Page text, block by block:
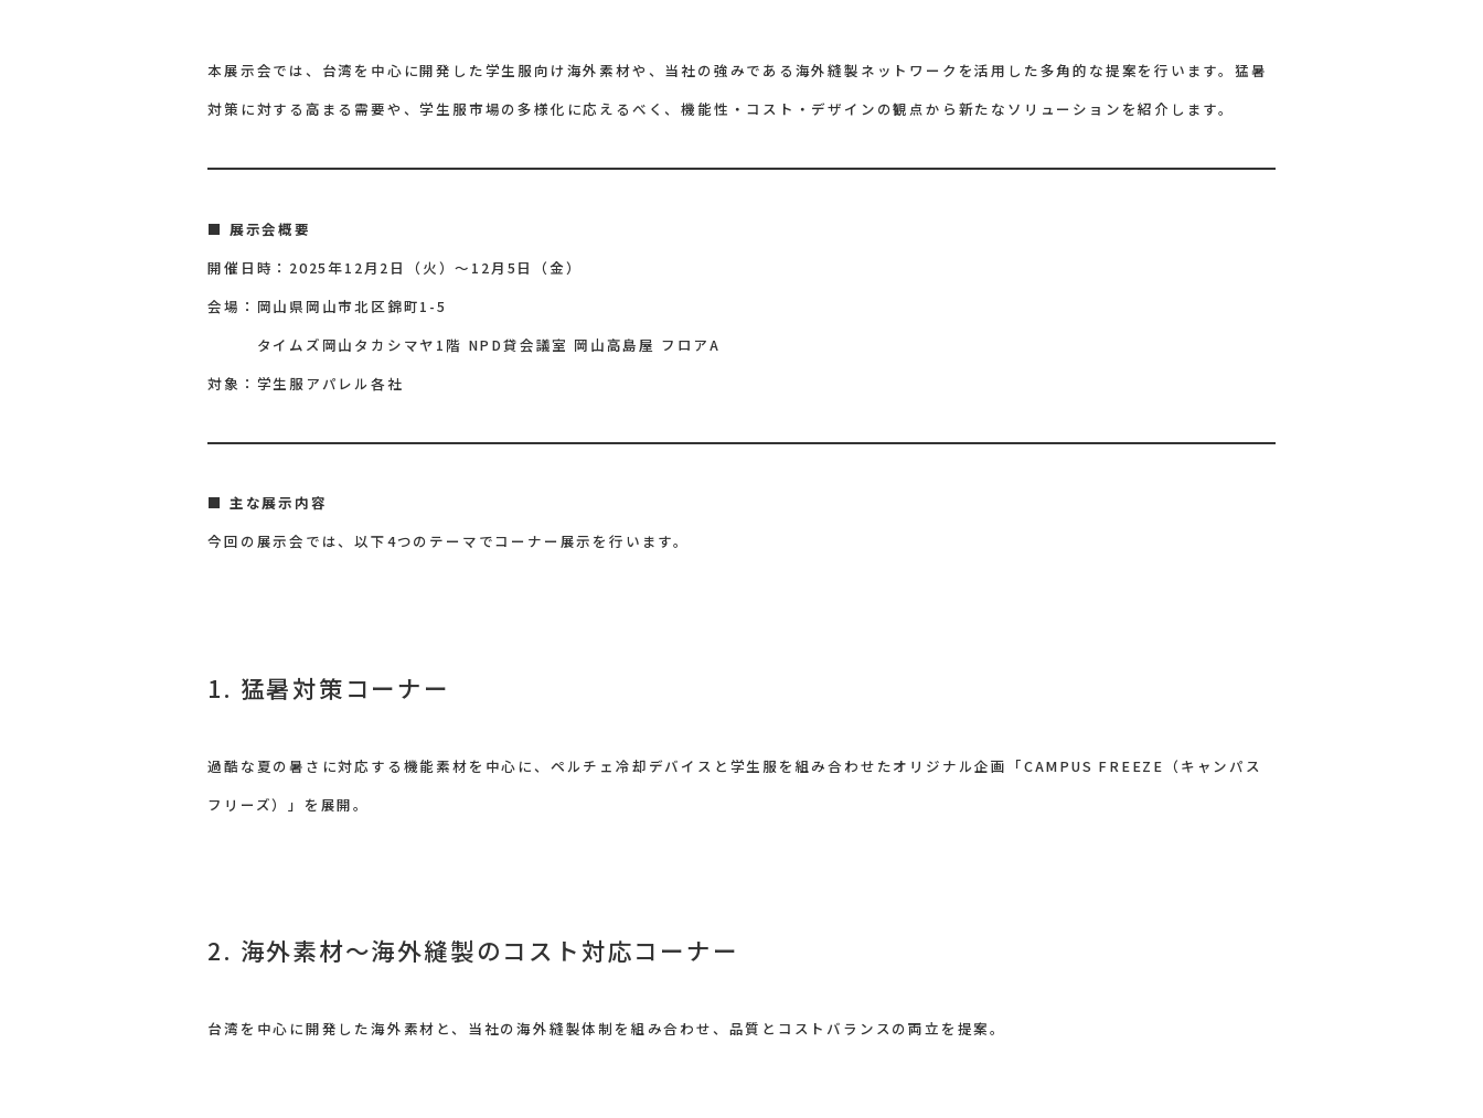
本展示会では、台湾を中心に開発した学生服向け海外素材や、当社の強みである海外縫製ネットワークを活用した多角的な提案を行います。猛暑
対策に対する高まる需要や、学生服市場の多様化に応えるべく、機能性・コスト・デザインの観点から新たなソリューションを紹介します。
■ 展示会概要
開催日時：2025年12月2日（火）～12月5日（金）
会場：岡山県岡山市北区錦町1-5
タイムズ岡山タカシマヤ1階 NPD貸会議室 岡山高島屋 フロアA
対象：学生服アパレル各社
■ 主な展示内容
今回の展示会では、以下4つのテーマでコーナー展示を行います。
1. 猛暑対策コーナー
過酷な夏の暑さに対応する機能素材を中心に、ペルチェ冷却デバイスと学生服を組み合わせたオリジナル企画「CAMPUS FREEZE（キャンパス
フリーズ）」を展開。
2. 海外素材～海外縫製のコスト対応コーナー
台湾を中心に開発した海外素材と、当社の海外縫製体制を組み合わせ、品質とコストバランスの両立を提案。